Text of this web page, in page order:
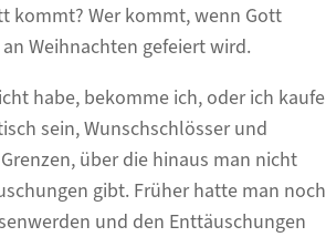
kommt? Wer kommt, wenn Gott
Weihnachten gefeiert wird.
habe, bekomme ich, oder ich kaufe
sein, Wunschschlösser und
über die hinaus man nicht
gibt. Früher hatte man noch
und den Enttäuschungen